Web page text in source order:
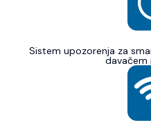
Sistem upozorenja za
davačem